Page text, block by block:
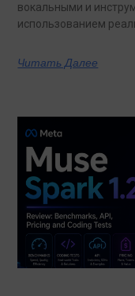
вокальными и
использованием
Читать Далее